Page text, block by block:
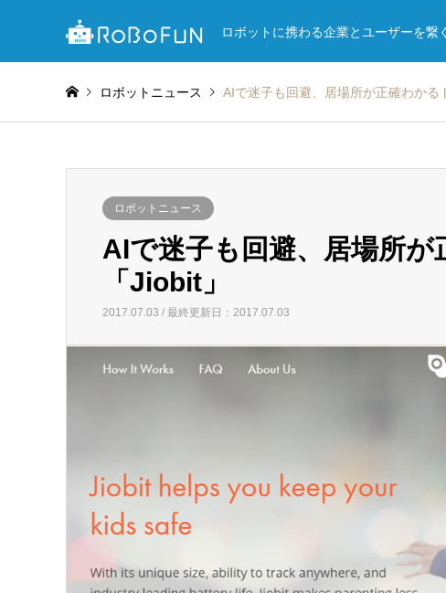
ロボットに携わる企業とユーザーを繋
ロボットニュース AIで迷子も回避、居場所が正確わかる
ロボットニュース
AIで迷子も回避、居場所
「Jiobit」
2017.07.03 / 最終更新日：2017.07.03